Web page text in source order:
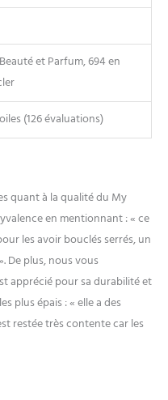
et Parfum, 694 en
(126 évaluations)
quant à la qualité du My
en mentionnant : « ce
les avoir bouclés serrés, un
De plus, nous vous
apprécié pour sa durabilité et
plus épais : « elle a des
restée très contente car les